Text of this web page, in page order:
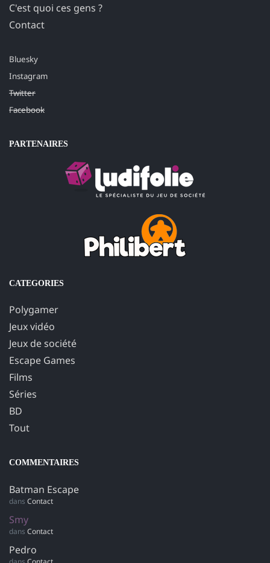
C'est quoi ces gens ?
Contact
Bluesky
Instagram
Twitter
Facebook
PARTENAIRES
CATEGORIES
Polygamer
Jeux vidéo
Jeux de société
Escape Games
Films
Séries
BD
Tout
COMMENTAIRES
Batman Escape
dans Contact
Smy
dans Contact
Pedro